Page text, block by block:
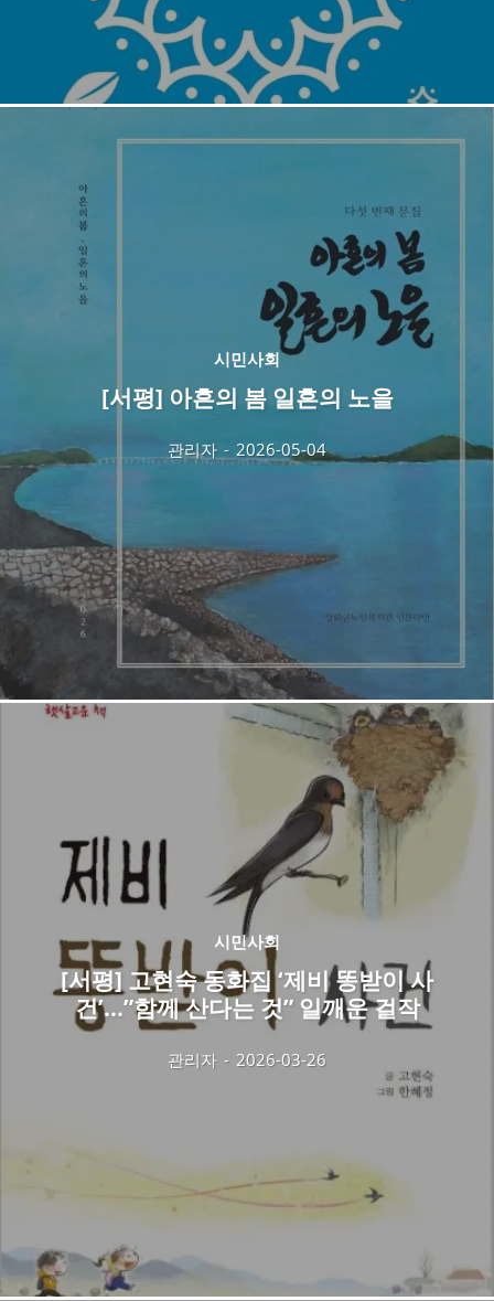
시민사회
[서평] 아흔의 봄 일흔의 노을
관리자 - 2026-05-04
시민사회
[서평] 고현숙 동화집 ‘제비 똥받이 사
건’…”함께 산다는 것” 일깨운 걸작
관리자 - 2026-03-26